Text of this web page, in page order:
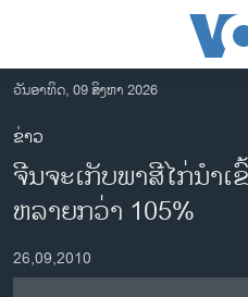
ເຂົ້າ
ຫາ
ຂ້າມ
ຂ້າມ
ຂ້າມ
ໄປ
ຫາ
ຊອກ
ອາເມຣິກາ
ຂ່າວ​ຈີນ
ວັນອາທິດ, 09 ສິງຫາ 2026
ຂ່າວ
ຈີນຈະເກັບພາສີໄກ່ນໍາ
ຫລາຍກວ່າ 105%
26,09,2010